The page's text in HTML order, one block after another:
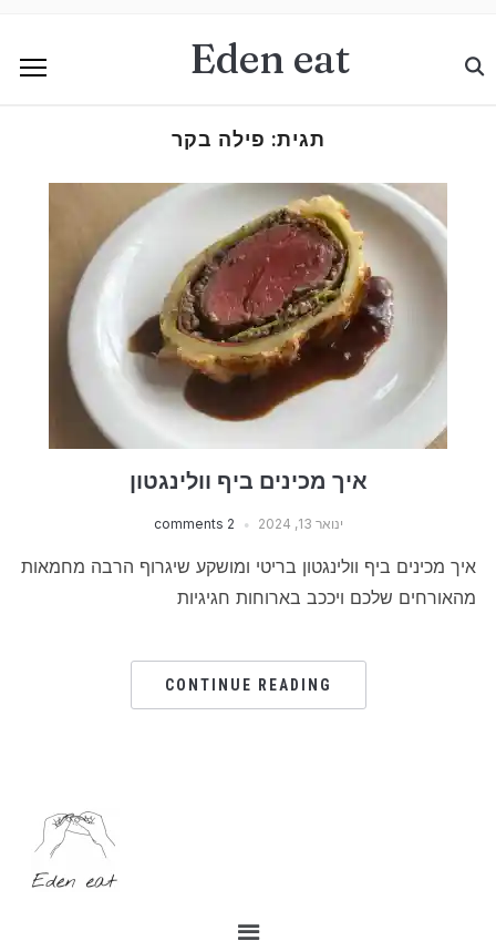
Eden eat
תגית: פילה בקר
איך מכינים ביף וולינגטון
ינואר 13, 2024 2 comments
איך מכינים ביף וולינגטון בריטי ומושקע שיגרוף הרבה מחמאות
מהאורחים שלכם ויככב בארוחות חגיגיות
CONTINUE READING